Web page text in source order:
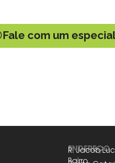
Fale com um
ENDEREÇO
R. Jacob